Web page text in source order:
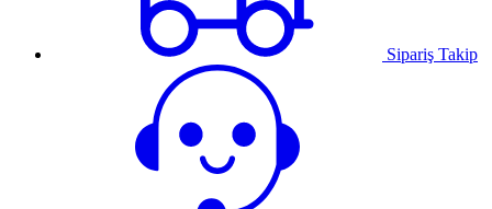
Sipariş Takip